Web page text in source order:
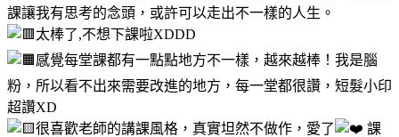
課讓我有思考的念頭，或許可以走出不一樣的人生。
太棒了,不想下課啦XDDD
感覺每堂課都有一點點地方不一樣，越來越棒！我是腦
粉，所以看不出來需要改進的地方，每一堂都很讚，短髮小印
超讚XD
很喜歡老師的講課風格，真實坦然不做作，愛了
課